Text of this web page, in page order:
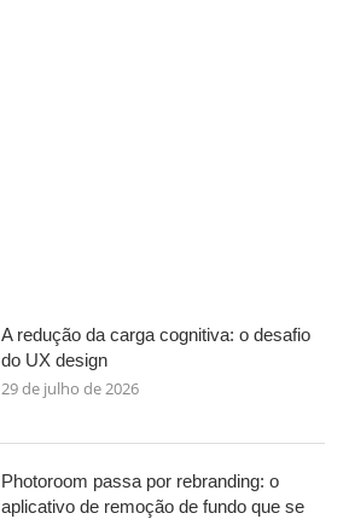
A redução da carga cognitiva: o desafio
do UX design
29 de julho de 2026
Photoroom passa por rebranding: o
aplicativo de remoção de fundo que se